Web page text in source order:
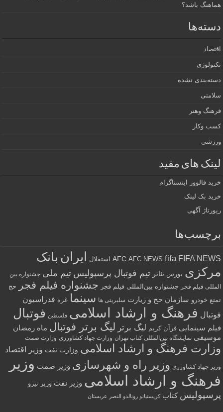
هماهنگ باشد؟
دسته‌ها
اقتصاد
تکنولوژی
دسته‌بندی نشده
سلامتی
فرهنگ وهنر
کسب وکار
ورزشی
لینک های مفید
خرید فالوور اینستاگرام
خرید بک لینک
رپورتاژ آگهی
برچسب‌ها
AFC AFC NEWS fifa FIFA NEWS استقلال ایران بانک
مرکزی بورس تئاتر تیم فوتبال پرسپولیس تیم ملی جشنواره بین
المللی فیلم فجر
جشنواره بین‌المللی فیلم فجر جشنواره فیلم فجر
حج
تمتع خودرو سازمان حج و زیارت سلبریتی ها سینما غزه فدراسیون
فوتبال فرهنگ و ارشاد اسلامی فلسطین فوتبال
فیلم سینمایی قرآن کریم لیگ برتر لیگ برتر فوتبال ماه رمضان
موسیقی نمایشگاه بین‌المللی کتاب تهران وزارت جهاد کشاورزی وزارت صمت
وزارت فرهنگ و ارشاد اسلامی وزارت نفت وزیر اقتصاد
وزیر جهاد کشاورزی وزیر راه و شهرسازی وزیر صمت وزیر
فرهنگ و ارشاد اسلامی وزیر نفت وزیر نیرو
پرسپولیس کتاب کریستیانو رونالدو النصر عربستان